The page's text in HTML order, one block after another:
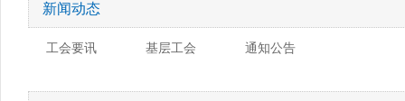
新闻动态
工会要讯 基层工会 通知公告